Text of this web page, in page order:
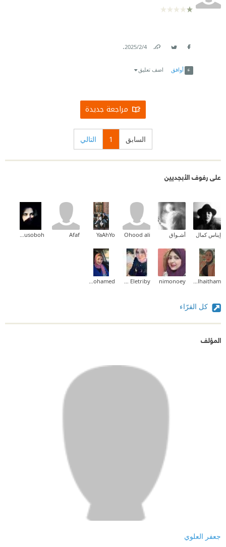
4‏/2‏/2025
.
أوافق اضف تعليق
مراجعة جديدة
السابق 1 التالي
على رفوف الأبجديين
إيناس كمال أشـواق Ohood ali
YaAhYo
Afaf
amani.Abusoboh
Zainab_alhaitham
nimonoey
Marwa Eletriby
Norhan mohamed
كل القرّاء
المؤلف
جعفر العلوي